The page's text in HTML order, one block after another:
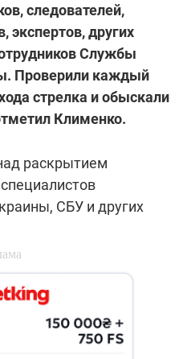
следователей,
экспертов, других
Службы
Проверили каждый
стрелка и обыскали
Клименко.
раскрытием
СБУ и других